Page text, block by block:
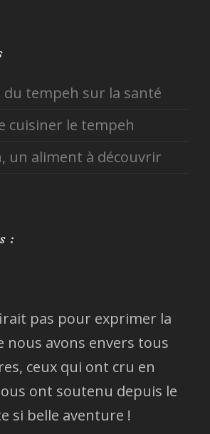
tempeh sur la santé
cuisiner le tempeh
un aliment à découvrir
:
pas pour exprimer la
nous avons envers tous
ceux qui ont cru en
ont soutenu depuis le
si belle aventure !